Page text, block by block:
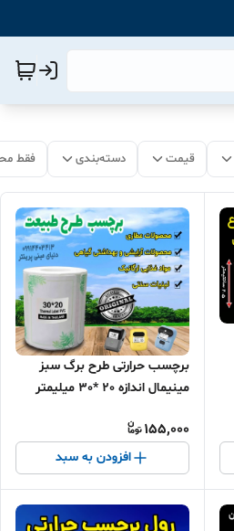
قیمت دسته‌بندی فقط
برچسب حرارتی طرح برگ سبز
مینیمال اندازه 20 *30 میلیمتر
155,000
افزودن به سبد